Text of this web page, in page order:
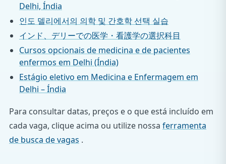
Delhi, Índia
인도 델리에서의 의학 및 간호학 선택 실습
インド、デリーでの医学・看護学の選択科目
Cursos opcionais de medicina e de pacientes
enfermos em Delhi (Índia)
Estágio eletivo em Medicina e Enfermagem em
Delhi – Índia
Para consultar datas, preços e o que está incluído em
cada vaga, clique acima ou utilize nossa ferramenta
de busca de vagas .